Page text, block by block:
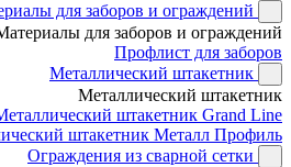
для заборов и ограждений
для заборов и ограждений
Профлист для заборов
Металлический штакетник
Металлический штакетник
штакетник Grand Line
штакетник Металл Профиль
Ограждения из сварной сетки